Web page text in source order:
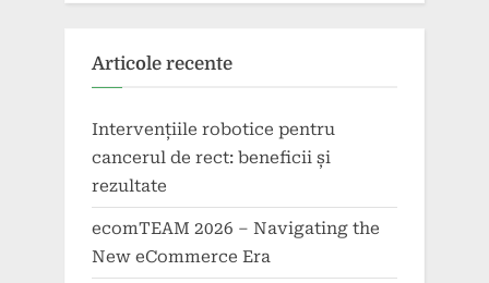
Articole recente
Intervențiile robotice pentru
cancerul de rect: beneficii și
rezultate
ecomTEAM 2026 – Navigating the
New eCommerce Era